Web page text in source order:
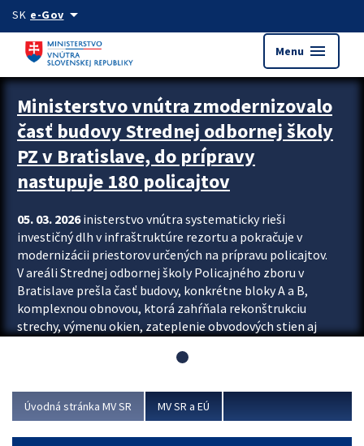
Preskocit na hlavný obsah
SK e-Govarrow_drop_down
Menu menu
Ministerstvo vnútra zmodernizovalo
časť budovy Strednej odbornej školy
PZ v Bratislave, do prípravy
nastupuje 180 policajtov
05. 03. 2026inisterstvo vnútra systematicky rieši
investičný dlh v infraštruktúre rezortu a pokračuje v
modernizácii priestorov určených na prípravu policajtov.
V areáli Strednej odbornej školy Policajného zboru v
Bratislave prešla časť budovy, konkrétne bloky A a B,
komplexnou obnovou, ktorá zahŕňala rekonštrukciu
strechy, výmenu okien, zateplenie obvodových stien aj
aj interiéru, kde vznikli nové učebne a moderné
Viac
Úvodná stránka MV SR MV SR a EÚ